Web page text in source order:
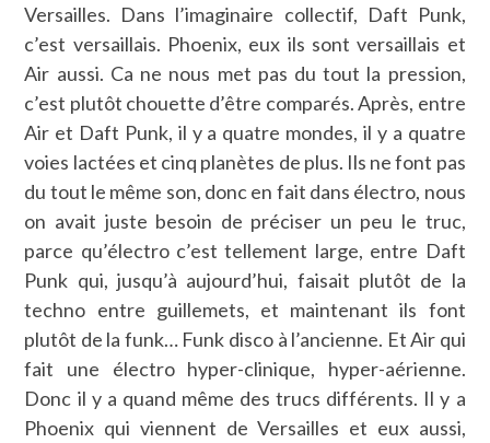
Versailles. Dans l’imaginaire collectif, Daft Punk,
c’est versaillais. Phoenix, eux ils sont versaillais et
Air aussi. Ca ne nous met pas du tout la pression,
c’est plutôt chouette d’être comparés. Après, entre
Air et Daft Punk, il y a quatre mondes, il y a quatre
voies lactées et cinq planètes de plus. Ils ne font pas
du tout le même son, donc en fait dans électro, nous
on avait juste besoin de préciser un peu le truc,
parce qu’électro c’est tellement large, entre Daft
Punk qui, jusqu’à aujourd’hui, faisait plutôt de la
techno entre guillemets, et maintenant ils font
plutôt de la funk… Funk disco à l’ancienne. Et Air qui
fait une électro hyper-clinique, hyper-aérienne.
Donc il y a quand même des trucs différents. Il y a
Phoenix qui viennent de Versailles et eux aussi,